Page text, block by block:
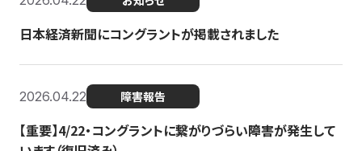
日本経済新聞にコングラントが掲載されました
2026.04.22 障害報告
【重要】4/22・コングラントに繋がりづらい障害が発生して